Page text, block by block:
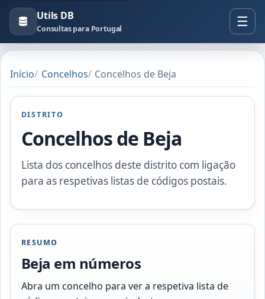
Utils DB
Consultas para Portugal
Início Concelhos Concelhos de Beja
DISTRITO
Concelhos de Beja
Lista dos concelhos deste distrito com ligação
para as respetivas listas de códigos postais.
RESUMO
Beja em números
Abra um concelho para ver a respetiva lista de